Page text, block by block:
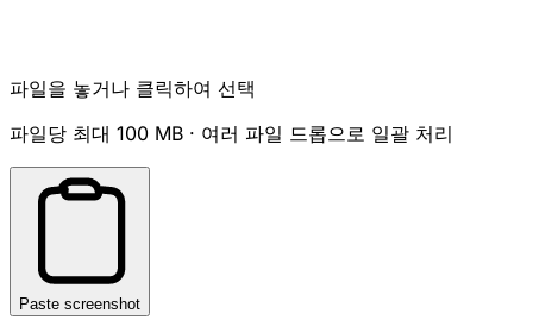
파일을 놓거나 클릭하여 선택
파일당 최대 100 MB · 여러 파일 드롭으로 일괄 처리
Paste screenshot